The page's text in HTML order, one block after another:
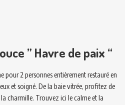
” Havre de paix “
pour 2 personnes entièrement restauré en
et soigné. De la baie vitrée, profitez de
charmille. Trouvez ici le calme et la